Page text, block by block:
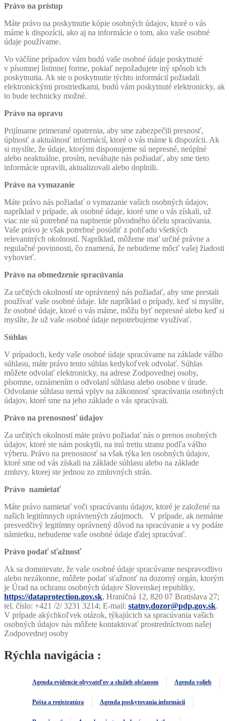
Právo na prístup
Máte právo na poskytnutie kópie osobných údajov, ktoré o vás
máme k dispozícii, ako aj na informácie o tom, ako vaše osobné
údaje používame.
Vo väčšine prípadov vám budú vaše osobné údaje poskytnuté
v písomnej listinnej forme, pokiaľ nepožadujete iný spôsob ich
poskytnutia. Ak ste o poskytnutie týchto informácií požiadali
elektronickými prostriedkami, budú vám poskytnuté elektronicky, ak
to bude technicky možné.
Právo na opravu
Prijímame primerané opatrenia, aby sme zabezpečili presnosť,
úplnosť a aktuálnosť informácií, ktoré o vás máme k dispozícii. Ak
si myslíte, že údaje, ktorými disponujeme sú nepresné, neúplné
alebo neaktuálne, prosím, neváhajte nás požiadať, aby sme tieto
informácie upravili, aktualizovali alebo doplnili.
Právo na vymazanie
Máte právo nás požiadať o vymazanie vašich osobných údajov,
napríklad v prípade, ak osobné údaje, ktoré sme o vás získali, už
viac nie sú potrebné na naplnenie pôvodného účelu spracúvania.
Vaše právo je však potrebné posúdiť z pohľadu všetkých
relevantných okolností. Napríklad, môžeme mať určité právne a
regulačné povinnosti, čo znamená, že nebudeme môcť vašej žiadosti
vyhovieť.
Právo na obmedzenie spracúvania
Za určitých okolností ste oprávnený nás požiadať, aby sme prestali
používať vaše osobné údaje. Ide napríklad o prípady, keď si myslíte,
že osobné údaje, ktoré o vás máme, môžu byť nepresné alebo keď si
myslíte, že už vaše osobné údaje nepotrebujeme využívať.
Súhlas
V prípadoch, kedy vaše osobné údaje spracúvame na základe vášho
súhlasu, máte právo tento súhlas kedykoľvek odvolať. Súhlas
môžete odvolať elektronicky, na adrese Zodpovednej osoby,
písomne, oznámením o odvolaní súhlasu alebo osobne v úrade.
Odvolanie súhlasu nemá vplyv na zákonnosť spracúvania osobných
údajov, ktoré sme na jeho základe o vás spracúvali.
Právo na prenosnosť údajov
Za určitých okolností máte právo požiadať nás o prenos osobných
údajov, ktoré ste nám poskytli, na inú tretiu stranu podľa vášho
výberu. Právo na prenosnosť sa však týka len osobných údajov,
ktoré sme od vás získali na základe súhlasu alebo na základe
zmluvy, ktorej ste jednou zo zmluvných strán.
Právo namietať
Máte právo namietať voči spracúvaniu údajov, ktoré je založené na
našich legitímnych oprávnených záujmoch. V prípade, ak nemáme
presvedčivý legitímny oprávnený dôvod na spracúvanie a vy podáte
námietku, nebudeme vaše osobné údaje ďalej spracúvať.
Právo podať sťažnosť
Ak sa domnievate, že vaše osobné údaje spracúvame nespravodlivo
alebo nezákonne, môžete podať sťažnosť na dozorný orgán, ktorým
je Úrad na ochranu osobných údajov Slovenskej republiky,
https://dataprotection.gov.sk, Hraničná 12, 820 07 Bratislava 27;
tel. číslo: +421 /2/ 3231 3214; E-mail: statny.dozor@pdp.gov.sk.
V prípade akýchkoľvek otázok, týkajúcich sa spracúvania vašich
osobných údajov nás môžete kontaktovať prostredníctvom našej
Zodpovednej osoby
Rýchla navigácia :
Agenda evidencie obyvateľov a služieb občanom Agenda volieb
Pošta a registratúra Agenda poskytovania informácií